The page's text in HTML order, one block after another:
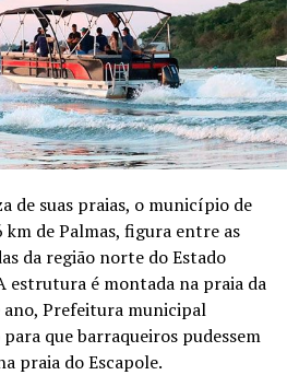
de suas praias, o município de
de Palmas, figura entre as
da região norte do Estado
estrutura é montada na praia da
ano, Prefeitura municipal
que barraqueiros pudessem
praia do Escapole.